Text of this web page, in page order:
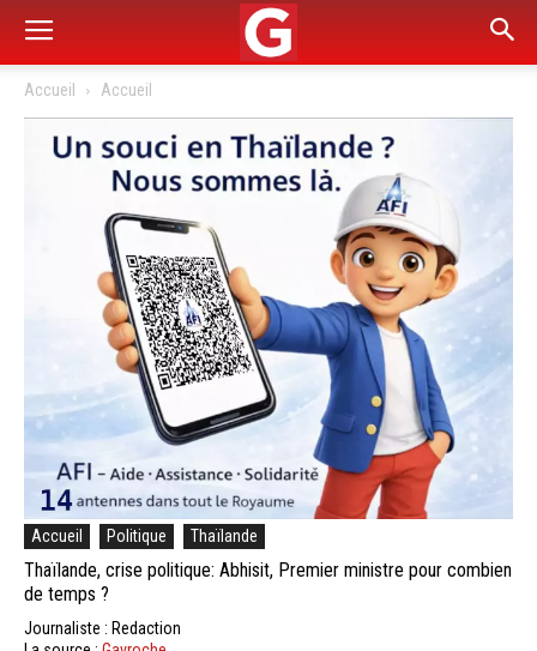
Accueil Accueil
Accueil Politique Thaïlande
Thaïlande, crise politique: Abhisit, Premier ministre pour combien
de temps ?
Journaliste : Redaction